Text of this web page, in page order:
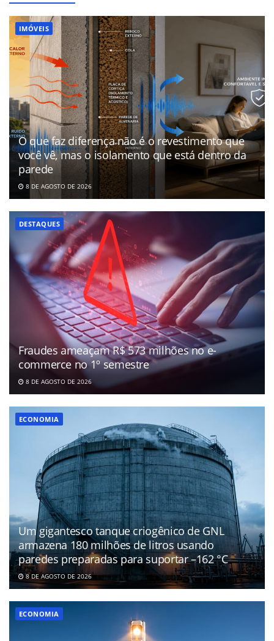
IMÓVEIS
O que faz diferença não é o revestimento que
você vê, mas o isolamento que está dentro da
parede
8 DE AGOSTO DE 2026
DESTAQUES
Fraudes ameaçam R$ 573 milhões no e-
commerce no 1º semestre
8 DE AGOSTO DE 2026
ECONOMIA
Um gigantesco tanque criogênico de GNL
armazena 180 milhões de litros usando
paredes preparadas para suportar –162 °C
8 DE AGOSTO DE 2026
ECONOMIA